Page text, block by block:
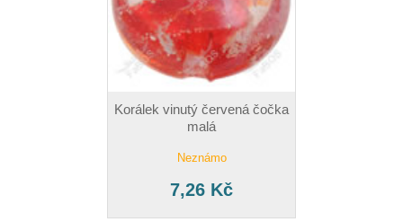
Korálek vinutý červená čočka
malá
Neznámo
7,26 Kč